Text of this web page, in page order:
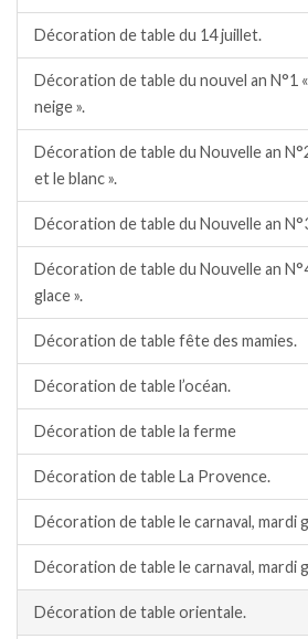
Décoration de table du 14 juillet.
Décoration de table du nouvel an N°1 «
neige ».
Décoration de table du Nouvelle an
et le blanc ».
Décoration de table du Nouvelle an
Décoration de table du Nouvelle an
glace ».
Décoration de table fête des mamies.
Décoration de table l’océan.
Décoration de table la ferme
Décoration de table La Provence.
Décoration de table le carnaval, mardi
Décoration de table le carnaval, mardi
Décoration de table orientale.